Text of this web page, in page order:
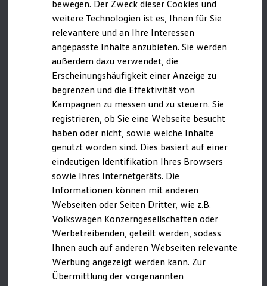
E-Auto-Förderung
Software und Konnektivität
Die ID. Software 6
ID. Software Versionen und Updates
Digitale Extras
Schnittstellen zu Ihrem ID.
Marke und Erlebnis
Volkswagen R und R Experience
R-Modelle
R Experience
Driving Experience
Volkswagen entdecken
Werkbesichtigung
Lifestyle Shop
T-Roc Kollektion
Golf Kollektion
Volkswagen Kollektion
R-Kollektion
GTI Kollektion
Fußball Drop
we drive football
#wedriveproud
Besitzer und Service
myVolkswagen
Italy/Italia
Latvia/Latvija
Lithuania/Lietuva
Luxembourg/Luxembourg
Netherlands/Nederland
Norway/Norge
Poland/Polska
Portugal/Portugal
Romania/România
Slovakia/Slovensko
Slovenia/Slovenija
Spain/España
Sweden/Sverige
Länder außerhalb der EU | None-EU countries
bewegen. Der Zweck dieser Cookies und
weitere Technologien ist es, Ihnen für Sie
relevantere und an Ihre Interessen
angepasste Inhalte anzubieten. Sie werden
außerdem dazu verwendet, die
Erscheinungshäufigkeit einer Anzeige zu
begrenzen und die Effektivität von
Kampagnen zu messen und zu steuern. Sie
registrieren, ob Sie eine Webseite besucht
haben oder nicht, sowie welche Inhalte
genutzt worden sind. Dies basiert auf einer
eindeutigen Identifikation Ihres Browsers
sowie Ihres Internetgeräts. Die
Informationen können mit anderen
Webseiten oder Seiten Dritter, wie z.B.
Volkswagen Konzerngesellschaften oder
Werbetreibenden, geteilt werden, sodass
Ihnen auch auf anderen Webseiten relevante
Werbung angezeigt werden kann. Zur
Übermittlung der vorgenannten